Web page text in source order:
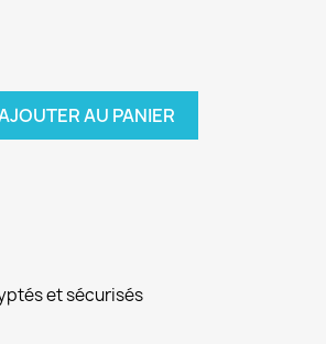
AU PANIER
et sécurisés